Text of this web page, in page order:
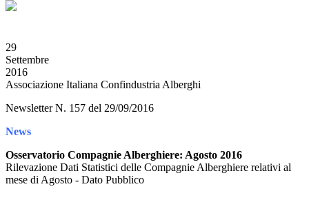
29
Settembre
2016
Associazione Italiana Confindustria Alberghi
Newsletter N. 157 del 29/09/2016
News
Osservatorio Compagnie Alberghiere: Agosto 2016
Rilevazione Dati Statistici delle Compagnie Alberghiere relativi al
mese di Agosto - Dato Pubblico